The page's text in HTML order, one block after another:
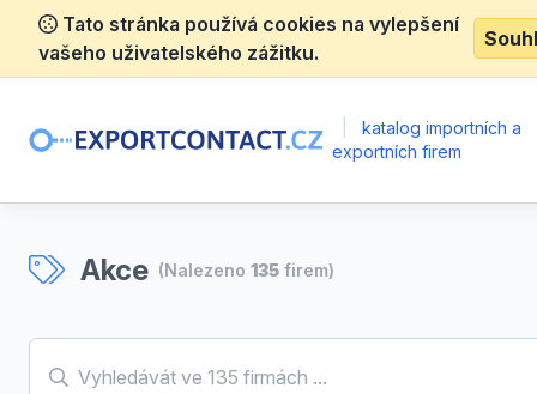
Tato stránka používá cookies na vylepšení
vašeho uživatelského zážitku.
katalog importních a
exportních firem
Akce (Nalezeno 135 firem)